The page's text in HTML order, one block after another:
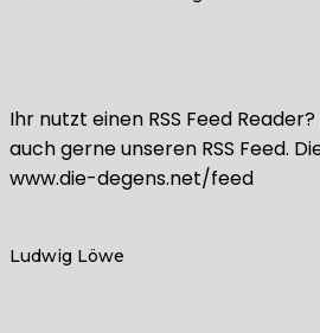
Ihr nutzt einen RSS Feed
auch gerne unseren RSS Feed.
www.die-degens.net/feed
Ludwig Löwe